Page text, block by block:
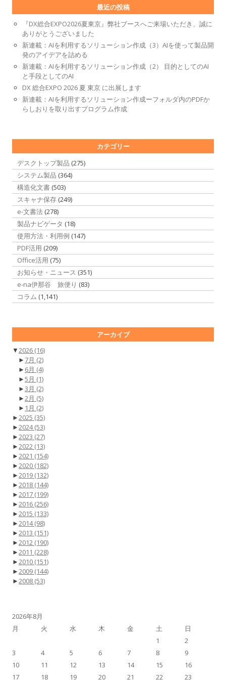
最近の投稿
『DX総合EXPO2026夏東京』弊社ブースへご来場いただき、誠に
ありがとうございました
新連載：AIを利用するソリューション作成（3）AIを使って製品開
発のアイデアを詰める
新連載：AIを利用するソリューション作成（2） 目的としてのAI
と手段としてのAI
DX 総合EXPO 2026 夏 東京 に出展します
新連載：AIを利用するソリューション作成ーフォルダ内のPDFか
らしおりを取り出すプログラム作成
カテゴリー
デスクトップ製品 (275)
システム製品 (364)
構造化文書 (503)
スキャナ保存 (249)
e-文書法 (278)
製品ナビゲータ (18)
使用方法・利用例 (147)
PDF活用 (209)
Office活用 (75)
お知らせ・ニュース (351)
e-na伊那谷 旅便り (83)
コラム (1,141)
アーカイブ
▼2026 (16)
► 7月 (2)
► 6月 (4)
►5月 (1)
►3月 (2)
►2月 (5)
► 1月 (2)
►2025 (35)
►2024(53)
►2023 (27)
►2022 (13)
►2021 (154)
►2020 (182)
►2019 (132)
►2018 (144)
►2017 (199)
►2016 (256)
►2015 (133)
►2014(98)
►2013 (151)
►2012 (190)
►2011 (228)
►2010 (151)
►2009 (144)
►2008 (53)
2026年8月
月
火 水 木 金 土
日
1
2
3
4 5 6 7 8
9
10
11 12 13 14 15
16
17
18 19 20 21 22 23